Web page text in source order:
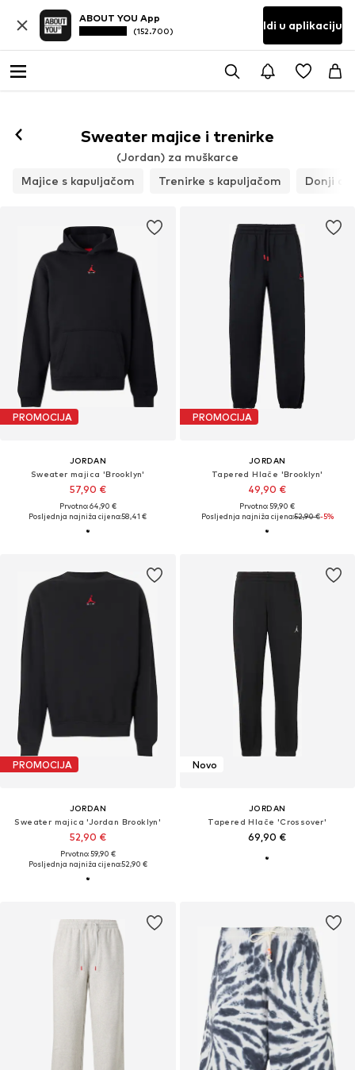
ABOUT YOU App
(152.700) Idi u aplikaciju
Sweater majice i trenirke
(Jordan) za muškarce
Majice s kapuljačom
Trenirke s kapuljačom Donji
PROMOCIJA
JORDAN
Sweater majica 'Brooklyn'
57,90 €
Prvotno: 64,90 €
Posljednja najniža cijena:58,41 €
PROMOCIJA
JORDAN
Tapered Hlače 'Brooklyn'
49,90 €
Prvotno: 59,90 €
Posljednja najniža cijena:52,90 €-5%
PROMOCIJA
JORDAN
Sweater majica 'Jordan Brooklyn'
52,90 €
Prvotno: 59,90 €
Posljednja najniža cijena:52,90 €
Novo
JORDAN
Tapered Hlače 'Crossover'
69,90 €